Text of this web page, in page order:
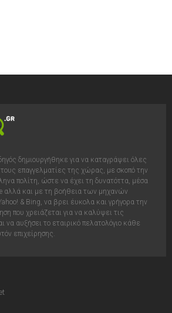
δημιουργήθηκε για να καταγράψει όλες
τους επαγγελματίες της χώρας, με σκοπό την
πολίτη, ώστε να έχει τη δυνατόττα, μέσα
αλλά και με τη βοήθεια των μηχανών
& Bing, να βρει έυκολα και γρήγορα την
που χρειάζεται για να καλύψει τις
να αυξήσει το εταιρικό πελατολόγιο κάθε
επιχείρησης.